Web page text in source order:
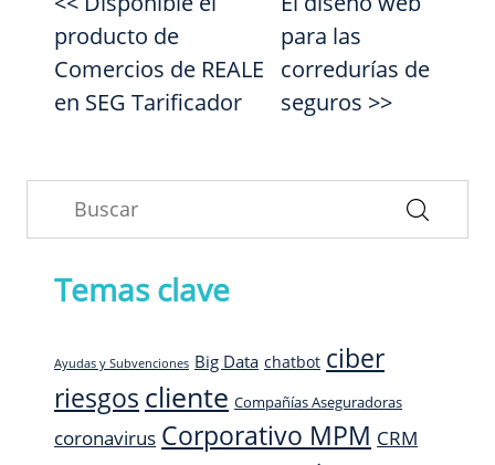
producto de
Comercios de REALE
en SEG Tarificador
para las
corredurías de
seguros >>
Temas clave
Ayudas y Subvenciones Big Data chatbot ciber
riesgos cliente Compañías Aseguradoras
coronavirus Corporativo MPM CRM